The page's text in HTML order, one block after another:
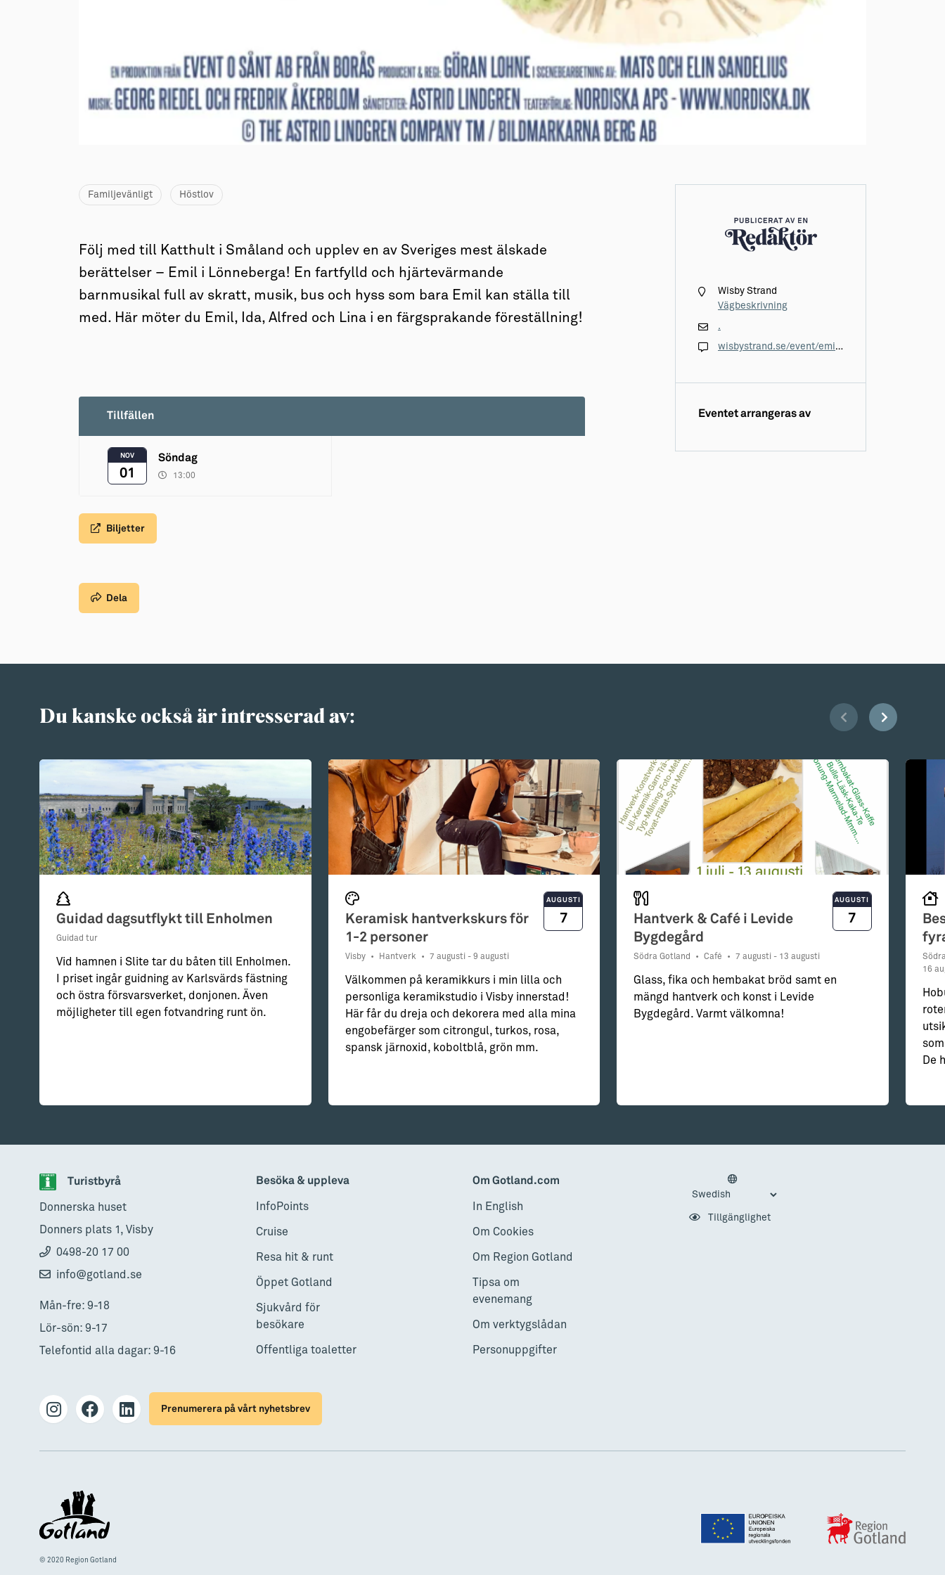
Familjevänligt Höstlov
Följ med till Katthult i Småland och upplev en av Sveriges mest älskade
berättelser – Emil i Lönneberga! En fartfylld och hjärtevärmande
barnmusikal full av skratt, musik, bus och hyss som bara Emil kan ställa till
med. Här möter du Emil, Ida, Alfred och Lina i en färgsprakande föreställning!
Tillfällen
NOV
01
Söndag
13:00
Biljetter
Wisby Strand
Vägbeskrivning
.
wisbystrand.se/event/emil-i-lonneberga-1a-november/
Eventet arrangeras av
Dela
Du kanske också är intresserad av:
Guidad dagsutflykt till Enholmen
Guidad tur
Vid hamnen i Slite tar du båten till Enholmen.
I priset ingår guidning av Karlsvärds fästning
och östra försvarsverket, donjonen. Även
möjligheter till egen fotvandring runt ön.
Keramisk hantverkskurs för
1-2 personer
Visby • Hantverk • 7 augusti - 9 augusti
AUGUSTI
7
Välkommen på keramikkurs i min lilla och
personliga keramikstudio i Visby innerstad!
Här får du dreja och dekorera med alla mina
engobefärger som citrongul, turkos, rosa,
spansk järnoxid, koboltblå, grön mm.
Hantverk & Café i Levide
Bygdegård
Södra Gotland • Café • 7 augusti - 13 augusti
AUGUSTI
7
Glass, fika och hembakat bröd samt en
mängd hantverk och konst i Levide
Bygdegård. Varmt välkomna!
16
De
Turistbyrå
Donnerska huset
Donners plats 1, Visby
0498-20 17 00
info@gotland.se
Mån-fre: 9-18
Lör-sön: 9-17
Telefontid alla dagar: 9-16
Besöka & uppleva
InfoPoints
Cruise
Resa hit & runt
Öppet Gotland
Sjukvård för
besökare
Offentliga toaletter
Om Gotland.com
In English
Om Cookies
Om Region Gotland
Tipsa om
evenemang
Om verktygslådan
Personuppgifter
Tillgänglighet
Prenumerera på vårt nyhetsbrev
© 2020 Region Gotland